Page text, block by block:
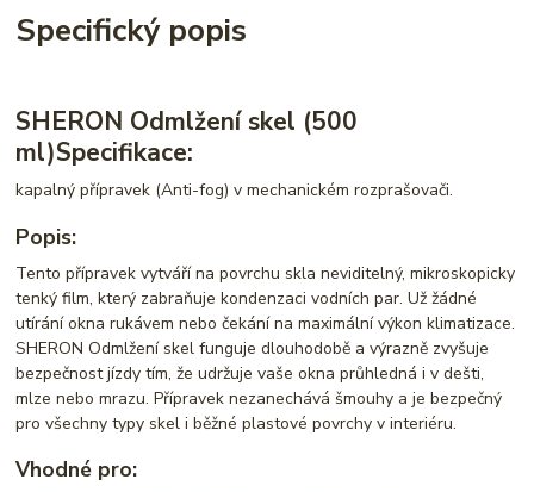
Specifický popis
SHERON Odmlžení skel (500
ml)Specifikace:
kapalný přípravek (Anti-fog) v mechanickém rozprašovači.
Popis:
Tento přípravek vytváří na povrchu skla neviditelný, mikroskopicky
tenký film, který zabraňuje kondenzaci vodních par. Už žádné
utírání okna rukávem nebo čekání na maximální výkon klimatizace.
SHERON Odmlžení skel funguje dlouhodobě a výrazně zvyšuje
bezpečnost jízdy tím, že udržuje vaše okna průhledná i v dešti,
mlze nebo mrazu. Přípravek nezanechává šmouhy a je bezpečný
pro všechny typy skel i běžné plastové povrchy v interiéru.
Vhodné pro: